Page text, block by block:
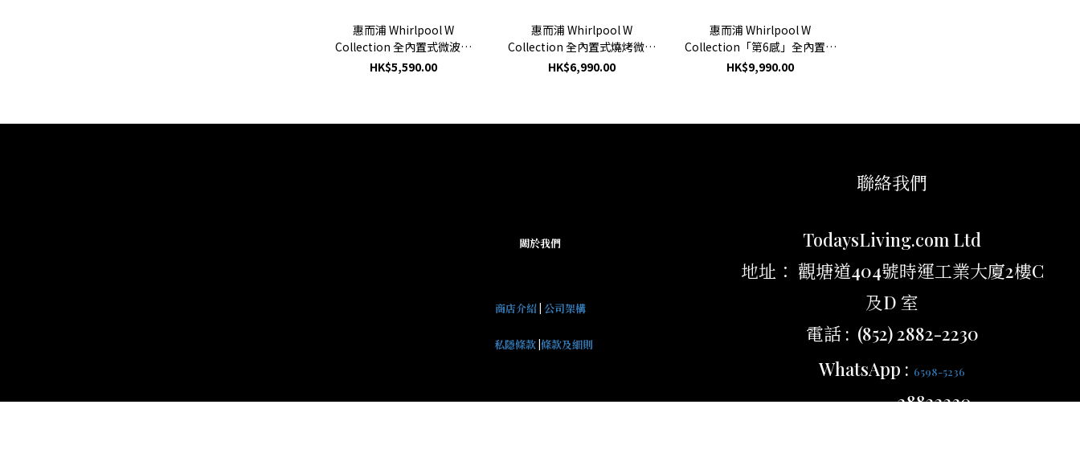
惠而浦 Whirlpool W
Collection 全內置式微波爐
W7MN810
HK$5,590.00
惠而浦 Whirlpool W
Collection 全內置式燒烤微波
爐 W7MN840
HK$6,990.00
惠而浦 Whirlpool W
Collection「第6感」全內置式
多功能烤焗微波爐 W7MW461
HK$9,990.00
關於我們
商店介紹| 公司架構
私隱條款 條款及細則
聯絡我們
TodaysLiving.com Ltd
地址： 觀塘道404號時運工業大廈2樓C
及D 室
電話 : (852) 2882-2230
WhatsApp : 6598-5236
28822230